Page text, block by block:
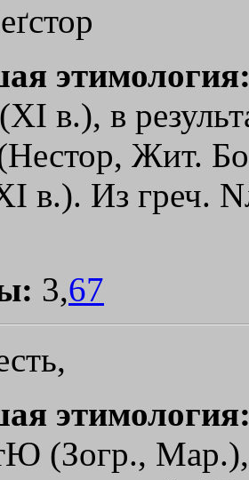
(ХI в.), в
Жит.
в.). Из греч.
3,67
(Зогр.,